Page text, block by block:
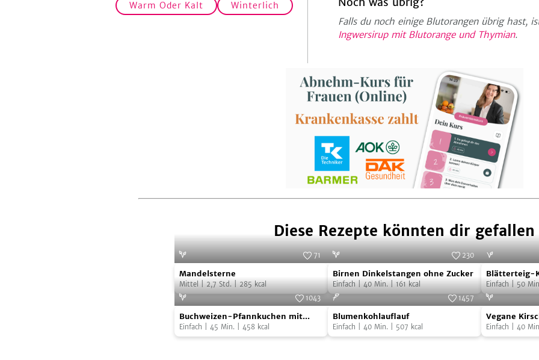
Warm Oder Kalt
Winterlich
Falls du noch einige Blutorangen übrig hast,
Ingwersirup mit Blutorange und Thymian.
Diese Rezepte könnten dir gefallen
Mandelsterne
71
Mandelsterne
Mittel|2,7 Std.|285kcal
Birnen
Dinkelstangen
ohne
Zucker
Foto: SevenCooks
230
Birnen Dinkelstangen ohne Zucker
Einfach|40 Min.|161kcal
Blätterteig-
Käse-
Strudel
mit
Kirschen
und
Blätterteig-
Kirschen
Einfach|50
Buchweizen-
Pfannkuchen
mit
Foto: SevenCooks
1043
Buchweizen-Pfannkuchen mit
Gemüsefüllung
Einfach 45 Min. 458kcal
Blumenkohlauflauf
1457
Blumenkohlauflauf
Einfach 40 Min. 507 kcal
Vegane
ohne
Vegane
Einfach 40